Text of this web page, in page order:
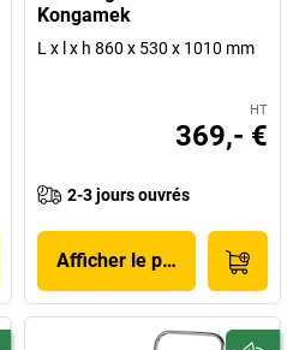
Kongamek
L x l x h 860 x 530 x 1010 mm
HT
369,- €
2-3 jours ouvrés
Afficher le produit